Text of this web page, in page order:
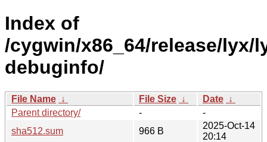
Index of
/cygwin/x86_64/release/lyx/
debuginfo/
File Name ↓ File Size ↓ Date ↓
Parent directory/
-
-
sha512.sum
966 B
2025-Oct-14
20:14